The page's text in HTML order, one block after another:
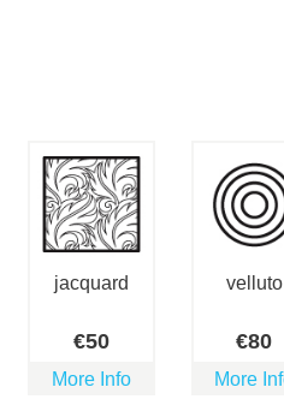
jacquard
€50
More Info
velluto
€80
More